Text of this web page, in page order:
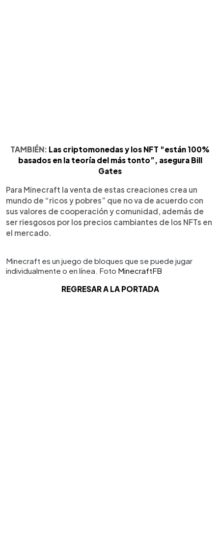
TAMBIÉN: Las criptomonedas y los NFT "están 100%
basados en la teoría del más tonto”, asegura Bill
Gates
Para Minecraft la venta de estas creaciones crea un
mundo de “ricos y pobres” que no va de acuerdo con
sus valores de cooperación y comunidad, además de
ser riesgosos por los precios cambiantes de los NFTs en
el mercado.
Minecraft es un juego de bloques que se puede jugar
individualmente o en línea. Foto MinecraftFB
REGRESAR A LA PORTADA